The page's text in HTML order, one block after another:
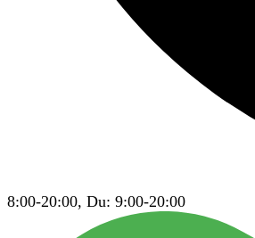
8:00-20:00, Du: 9:00-20:00